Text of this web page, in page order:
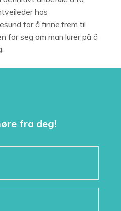
hos
for å finne frem til
for seg om man lurer på å
fra deg!